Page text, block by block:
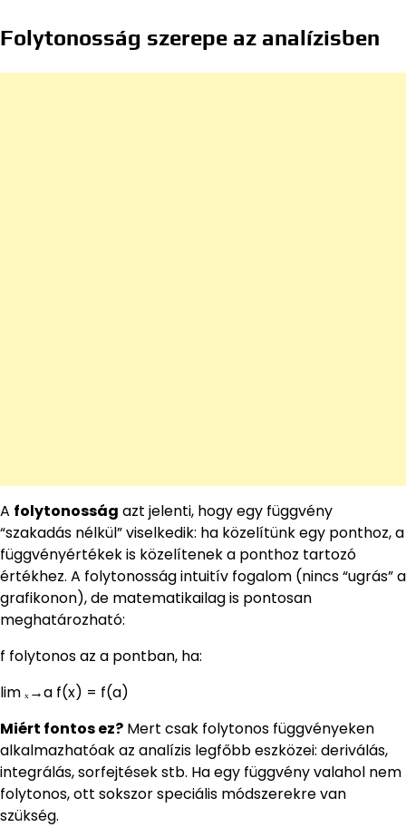
Folytonosság szerepe az analízisben
A folytonosság azt jelenti, hogy egy függvény
“szakadás nélkül” viselkedik: ha közelítünk egy ponthoz, a
függvényértékek is közelítenek a ponthoz tartozó
értékhez. A folytonosság intuitív fogalom (nincs “ugrás” a
grafikonon), de matematikailag is pontosan
meghatározható:
f folytonos az a pontban, ha:
lim ₓ→a f(x) = f(a)
Miért fontos ez? Mert csak folytonos függvényeken
alkalmazhatóak az analízis legfőbb eszközei: deriválás,
integrálás, sorfejtések stb. Ha egy függvény valahol nem
folytonos, ott sokszor speciális módszerekre van
szükség.